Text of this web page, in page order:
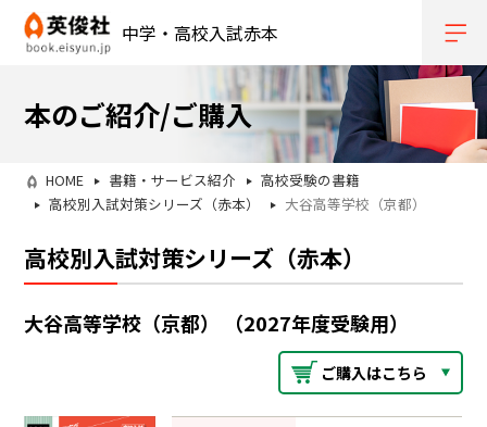
中学・高校入試赤本
本のご紹介/ご購入
HOME 書籍・サービス紹介
高校受験の書籍
高校別入試対策シリーズ（赤本）
大谷高等学校（京都）
高校別入試対策シリーズ（赤本）
大谷高等学校（京都） （2027年度受験用）
ご購入はこちら